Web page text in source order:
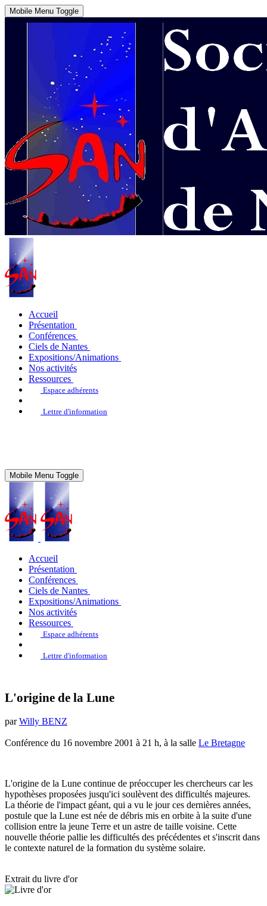
Mobile Menu Toggle
Accueil
Présentation
Conférences
Ciels de Nantes
Expositions/Animations
Nos activités
Ressources
Espace adhérents
Lettre d'information
Mobile Menu Toggle
Accueil
Présentation
Conférences
Ciels de Nantes
Expositions/Animations
Nos activités
Ressources
Espace adhérents
Lettre d'information
L'origine de la Lune
parWilly BENZ
Conférence du 16 novembre 2001 à 21 h, à la salle Le Bretagne
L'origine de la Lune continue de préoccuper les chercheurs car les
hypothèses proposées jusqu'ici soulèvent des difficultés majeures.
La théorie de l'impact géant, qui a vu le jour ces dernières années,
postule que la Lune est née de débris mis en orbite à la suite d'une
collision entre la jeune Terre et un astre de taille voisine. Cette
nouvelle théorie pallie les difficultés des précédentes et s'inscrit dans
le contexte naturel de la formation du système solaire.
Extrait du livre d'or